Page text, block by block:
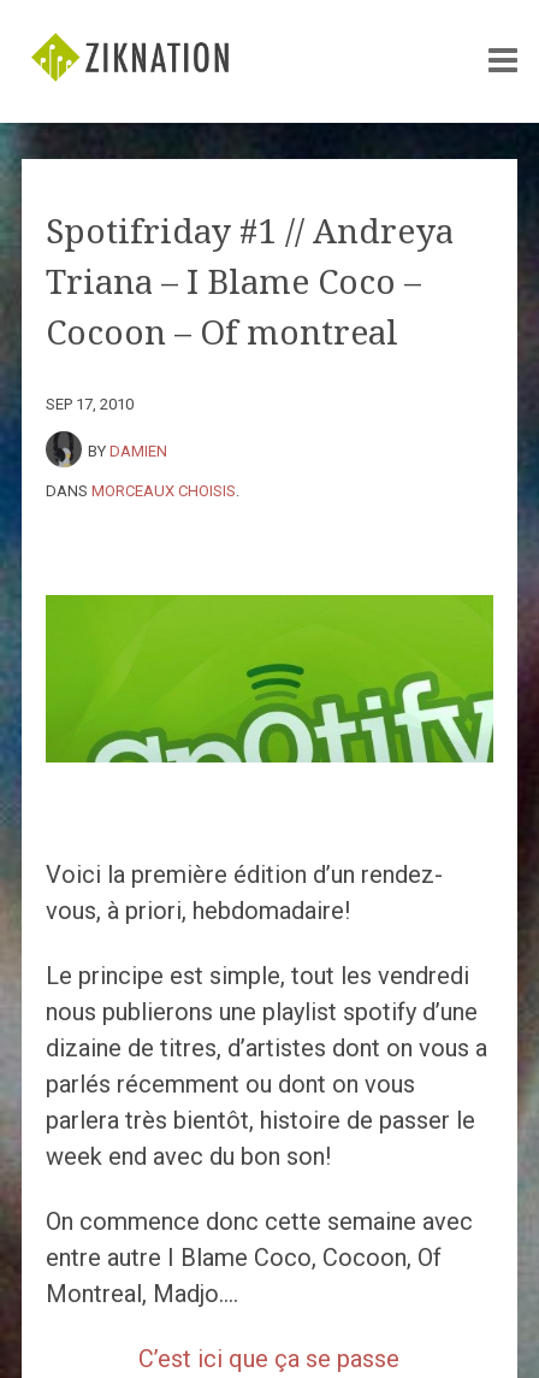
Spotifriday #1 // Andreya
Triana – I Blame Coco –
Cocoon – Of montreal
SEP 17, 2010
BY DAMIEN
DANS MORCEAUX CHOISIS
Voici la première édition d’un rendez-
vous, à priori, hebdomadaire!
Le principe est simple, tout les vendredi
nous publierons une playlist spotify d’une
dizaine de titres, d’artistes dont on vous a
parlés récemment ou dont on vous
parlera très bientôt, histoire de passer le
week end avec du bon son!
On commence donc cette semaine avec
entre autre I Blame Coco, Cocoon, Of
Montreal, Madjo….
C’est ici que ça se passe